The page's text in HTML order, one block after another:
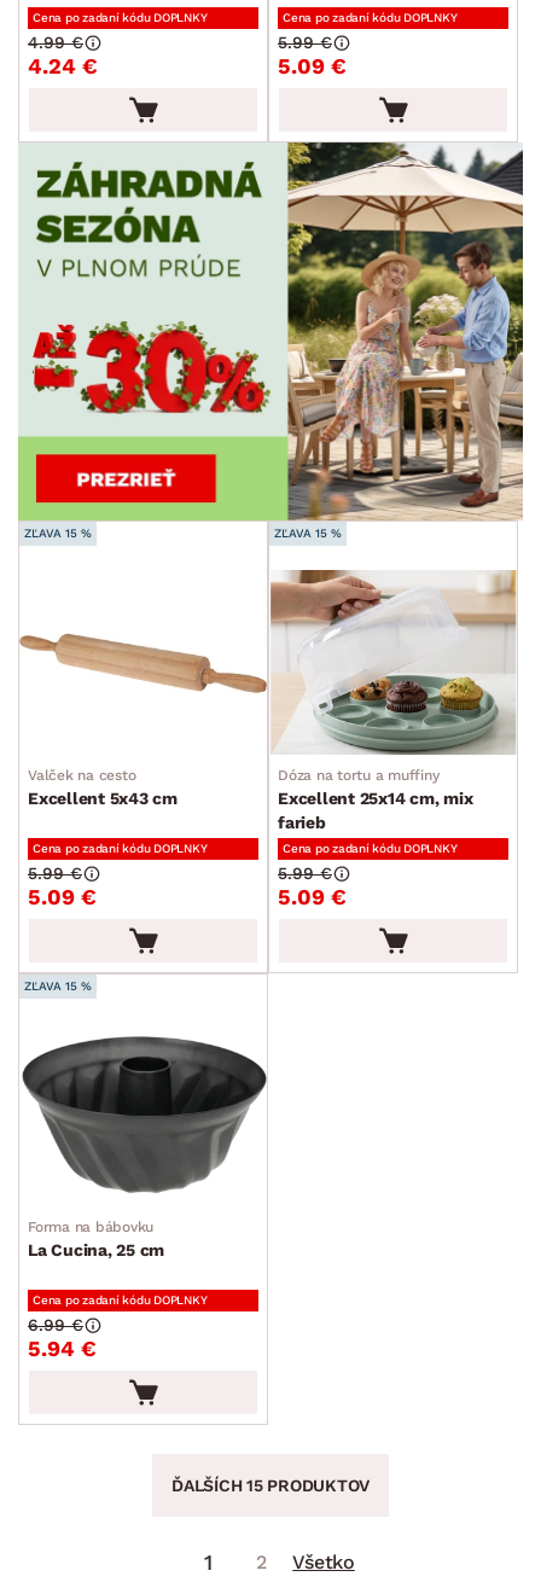
Cena po zadaní kódu DOPLNKY
4.24 €
4.99 €
Cena po zadaní kódu DOPLNKY
5.09 €
5.99 €
ZĽAVA 15 %
Valček na cesto
Excellent 5x43 cm
Cena po zadaní kódu DOPLNKY
5.09 €
5.99 €
ZĽAVA 15 %
Dóza na tortu a muffiny
Excellent 25x14 cm, mix
farieb
Cena po zadaní kódu DOPLNKY
5.09 €
5.99 €
ZĽAVA 15 %
Forma na bábovku
La Cucina, 25 cm
Cena po zadaní kódu DOPLNKY
5.94 €
6.99 €
ĎALŠÍCH 15 PRODUKTOV
1 2 Všetko